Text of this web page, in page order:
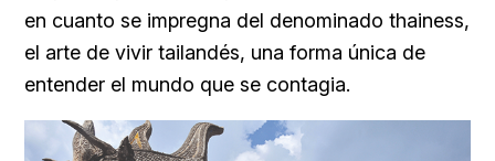
en cuanto se impregna del denominado thainess,
el arte de vivir tailandés, una forma única de
entender el mundo que se contagia.